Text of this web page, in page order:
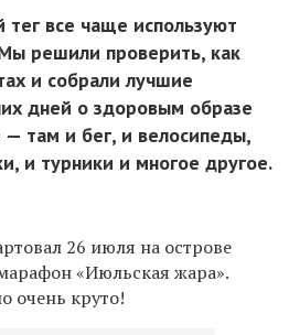
все чаще используют
решили проверить, как
и собрали лучшие
дней о здоровым образе
— там и бег, и велосипеды,
и турники и многое другое.
26 июля на острове
«Июльская жара».
очень круто!